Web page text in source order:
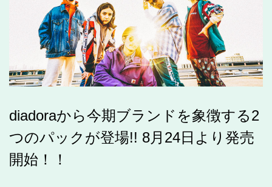
diadoraから今期ブランドを象徴する2
つのパックが登場!! 8月24日より発売
開始！！